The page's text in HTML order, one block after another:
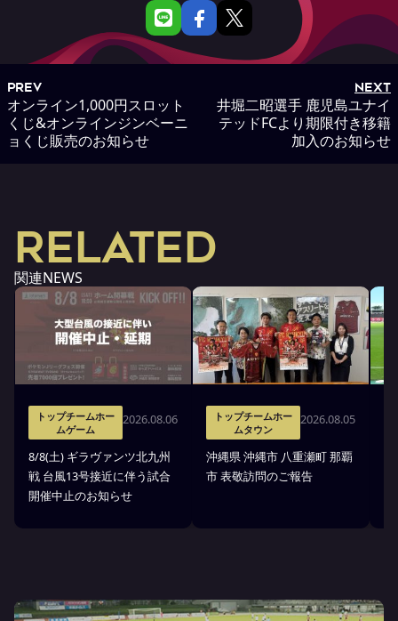
PREV
オンライン1,000円スロット
くじ&オンラインジンベーニ
ョくじ販売のお知らせ
NEXT
井堀二昭選手 鹿児島ユナイ
テッドFCより期限付き移籍
加入のお知らせ
RELATED
関連NEWS
トップチームホー
ムゲーム
2026.08.06
8/8(土) ギラヴァンツ北九州
戦 台風13号接近に伴う試合
開催中止のお知らせ
トップチームホー
ムタウン
2026.08.05
沖縄県 沖縄市 八重瀬町 那覇
市 表敬訪問のご報告